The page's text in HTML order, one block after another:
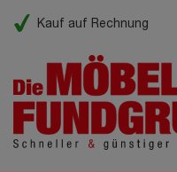
Kauf auf Rechnung